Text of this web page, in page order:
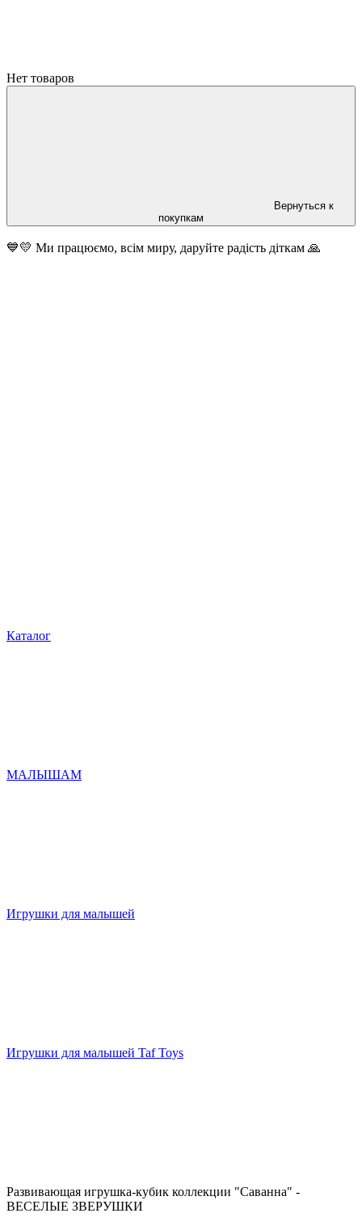
Нет товаров
Вернуться к
покупкам
💙💛 Ми працюємо, всім миру, даруйте радість діткам 🙏
Каталог
МАЛЫШАМ
Игрушки для малышей
Игрушки для малышей Taf Toys
Развивающая игрушка-кубик коллекции "Саванна" -
ВЕСЕЛЫЕ ЗВЕРУШКИ